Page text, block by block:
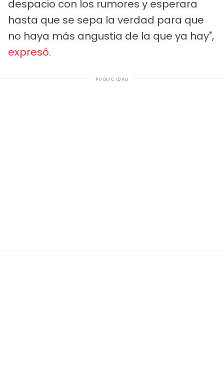
despacio con los rumores y esperara
hasta que se sepa la verdad para que
no haya más angustia de la que ya hay",
expresó.
PUBLICIDAD